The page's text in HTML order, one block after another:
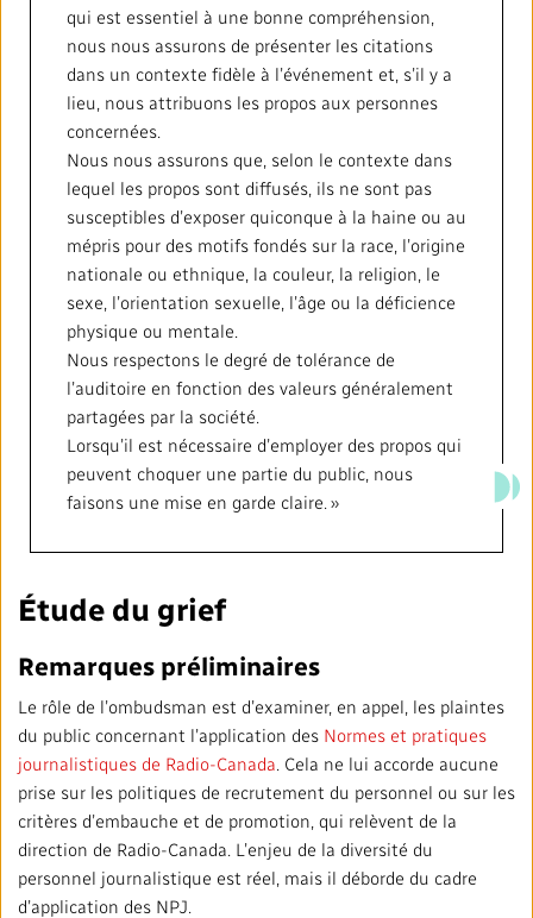
qui est essentiel à une bonne compréhension,
nous nous assurons de présenter les citations
dans un contexte fidèle à l’événement et, s’il y a
lieu, nous attribuons les propos aux personnes
concernées.
Nous nous assurons que, selon le contexte dans
lequel les propos sont diffusés, ils ne sont pas
susceptibles d’exposer quiconque à la haine ou au
mépris pour des motifs fondés sur la race, l’origine
nationale ou ethnique, la couleur, la religion, le
sexe, l’orientation sexuelle, l’âge ou la déficience
physique ou mentale.
Nous respectons le degré de tolérance de
l’auditoire en fonction des valeurs généralement
partagées par la société.
Lorsqu’il est nécessaire d’employer des propos qui
peuvent choquer une partie du public, nous
faisons une mise en garde claire. »
Étude du grief
Remarques préliminaires
Le rôle de l’ombudsman est d’examiner, en appel, les plaintes
du public concernant l’application des Normes et pratiques
journalistiques de Radio-Canada . Cela ne lui accorde aucune
prise sur les politiques de recrutement du personnel ou sur les
critères d’embauche et de promotion, qui relèvent de la
direction de Radio-Canada. L’enjeu de la diversité du
personnel journalistique est réel, mais il déborde du cadre
d’application des NPJ.